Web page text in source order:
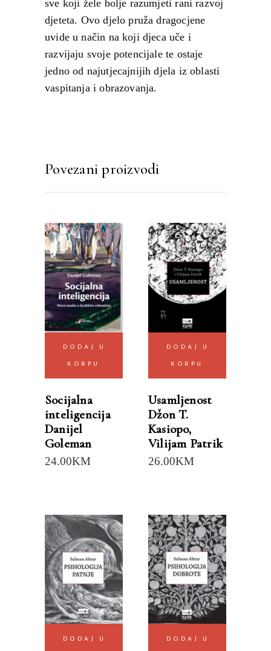
sve koji žele bolje razumjeti rani razvoj
djeteta. Ovo djelo pruža dragocjene
uvide u način na koji djeca uče i
razvijaju svoje potencijale te ostaje
jedno od najutjecajnijih djela iz oblasti
vaspitanja i obrazovanja.
Povezani proizvodi
DODAJ U
KORPU
Socijalna
inteligencija
Danijel
Goleman
24.00KM
DODAJ U
KORPU
Usamljenost
Džon T.
Kasiopo,
Vilijam Patrik
26.00KM
DODAJ U DODAJ U